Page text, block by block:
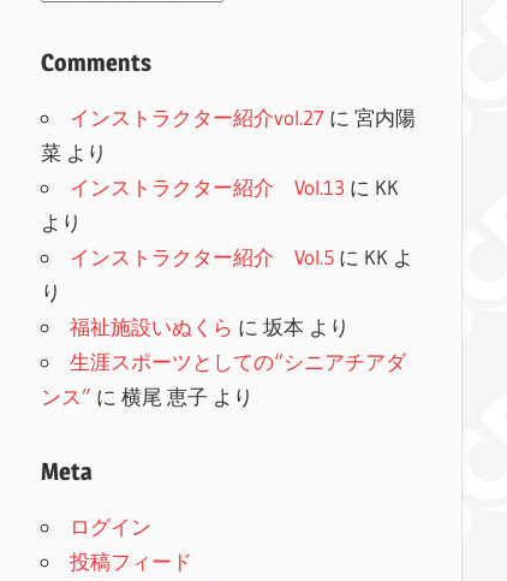
Comments
インストラクター紹介vol.27 に 宮内陽
菜より
インストラクター紹介 Vol.13 に KK
より
インストラクター紹介 Vol.5に KK よ
り
福祉施設いぬくら に 坂本 より
生涯スポーツとしての“シニアチアダ
ンス” に 横尾 恵子 より
Meta
ログイン
投稿フィード